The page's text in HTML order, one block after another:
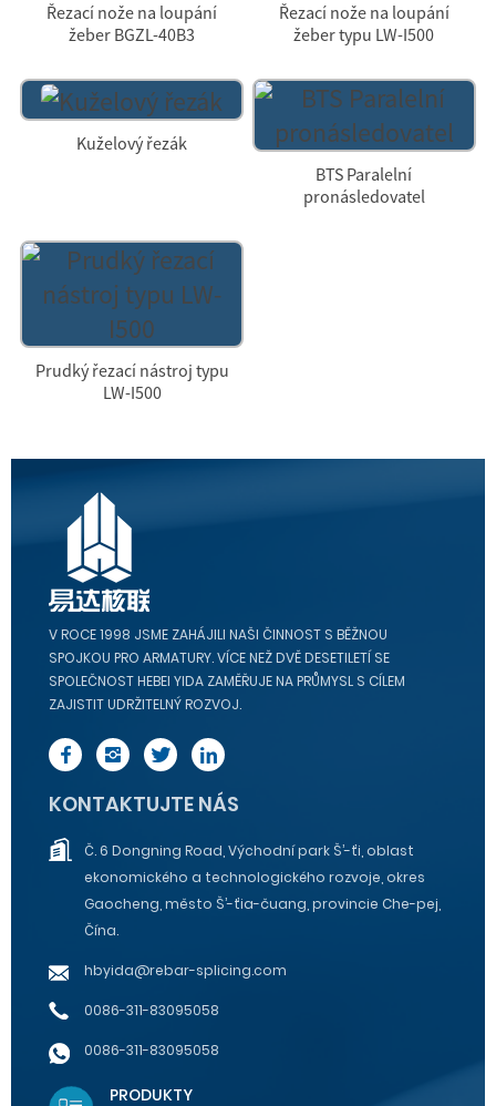
Řezací nože na loupání
žeber BGZL-40B3
Řezací nože na loupání
žeber typu LW-I500
Kuželový řezák
BTS Paralelní
pronásledovatel
Prudký řezací nástroj typu
LW-I500
V ROCE 1998 JSME ZAHÁJILI NAŠI ČINNOST S BĚŽNOU
SPOJKOU PRO ARMATURY. VÍCE NEŽ DVĚ DESETILETÍ SE
SPOLEČNOST HEBEI YIDA ZAMĚŘUJE NA PRŮMYSL S CÍLEM
ZAJISTIT UDRŽITELNÝ ROZVOJ.
KONTAKTUJTE NÁS
Č. 6 Dongning Road, Východní park Š’-ťi, oblast
ekonomického a technologického rozvoje, okres
Gaocheng, město Š’-ťia-čuang, provincie Che-pej,
Čína.
hbyida@rebar-splicing.com
0086-311-83095058
0086-311-83095058
PRODUKTY